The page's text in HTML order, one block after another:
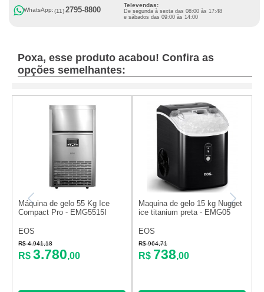
WhatsApp:(11)2795-8800
Televendas:
De segunda à sexta das 08:00 às 17:48
e sábados das 09:00 às 14:00
Poxa, esse produto acabou! Confira as
opções semelhantes:
Máquina de gelo 55 Kg Ice
Compact Pro - EMG5515I
EOS
R$ 4.941,18
R$ 3.780,00
Maquina de gelo 15 kg Nugget
ice titanium preta - EMG05
EOS
R$ 964,71
R$ 738,00